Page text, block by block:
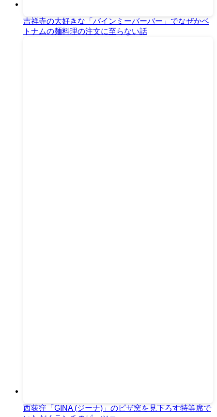
吉祥寺の大好きな「バインミーバーバー」でなぜかベ
トナムの麺料理の注文に至らない話
西荻窪「GINA (ジーナ)」のピザ窯を見下ろす特等席で